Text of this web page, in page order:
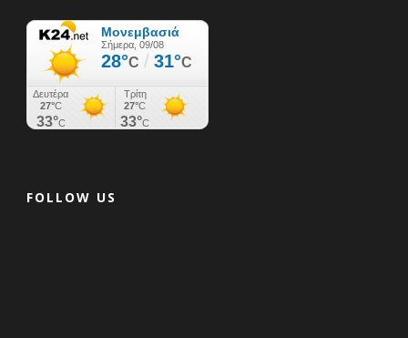
FOLLOW US